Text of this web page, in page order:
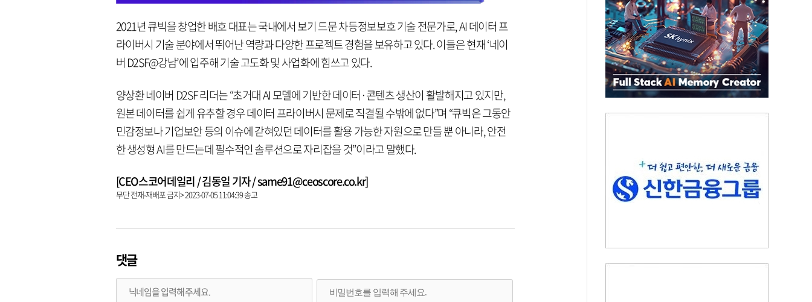
2021년 큐빅을 창업한 배호 대표는 국내에서 보기 드문 차등정보보호 기술 전문가로, AI 데이터 프
라이버시 기술 분야에서 뛰어난 역량과 다양한 프로젝트 경험을 보유하고 있다. 이들은 현재 ‘네이
버 D2SF@강남’에 입주해 기술 고도화 및 사업화에 힘쓰고 있다.
양상환 네이버 D2SF 리더는 “초거대 AI 모델에 기반한 데이터·콘텐츠 생산이 활발해지고 있지만,
원본 데이터를 쉽게 유추할 경우 데이터 프라이버시 문제로 직결될 수밖에 없다”며 “큐빅은 그동안
민감정보나 기업보안 등의 이슈에 갇혀있던 데이터를 활용 가능한 자원으로 만들 뿐 아니라, 안전
한 생성형 AI를 만드는데 필수적인 솔루션으로 자리잡을 것”이라고 말했다.
[CEO스코어데일리 / 김동일 기자 / same91@ceoscore.co.kr]
무단 전재-재배포 금지> 2023-07-05 11:04:39 송고
댓글